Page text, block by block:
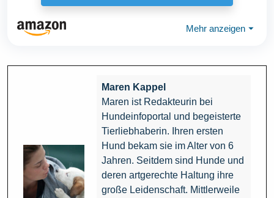
Mehr anzeigen ⏷
Maren Kappel
Maren ist Redakteurin bei
Hundeinfoportal und begeisterte
Tierliebhaberin. Ihren ersten
Hund bekam sie im Alter von 6
Jahren. Seitdem sind Hunde und
deren artgerechte Haltung ihre
große Leidenschaft. Mittlerweile